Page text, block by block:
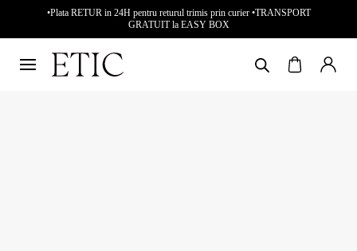
•Plata RETUR in 24H pentru returul trimis prin curier •TRANSPORT
GRATUIT la EASY BOX